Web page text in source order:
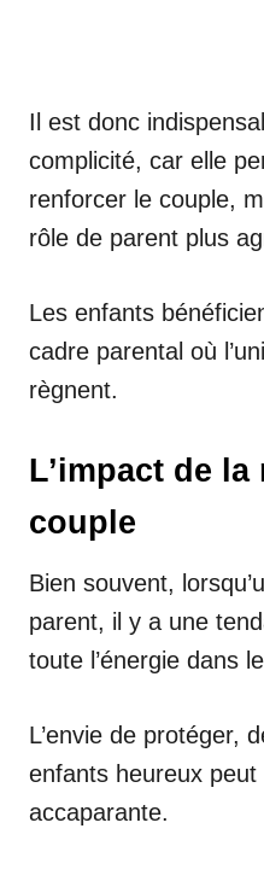
Il est donc
complicité, car elle
renforcer le couple,
rôle de parent plus
Les enfants
cadre parental où
règnent.
L’impact de
couple
Bien souvent,
parent, il y a une
toute l’énergie dans
L’envie de protéger,
enfants heureux
accaparante.